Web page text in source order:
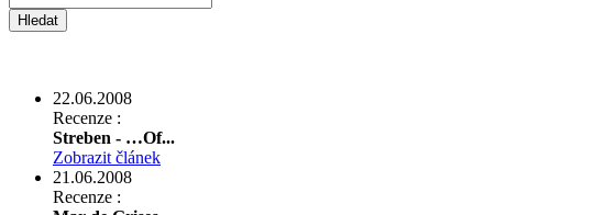
22.06.2008
Recenze :
Streben - …Of...
Zobrazit článek
21.06.2008
Recenze :